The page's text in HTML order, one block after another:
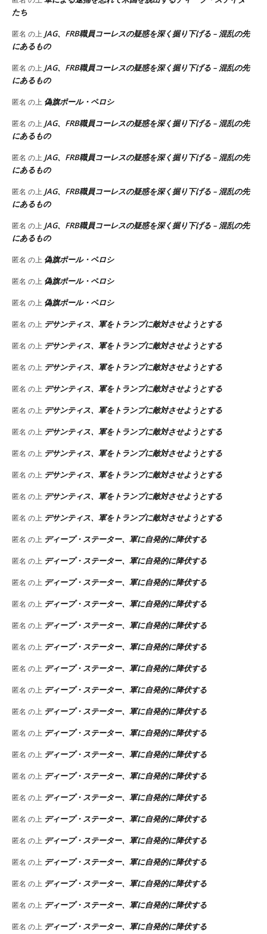
たち
匿名 の上 JAG、FRB職員コーレスの疑惑を深く掘り下げる – 混乱の先
にあるもの
匿名 の上 JAG、FRB職員コーレスの疑惑を深く掘り下げる – 混乱の先
にあるもの
匿名 の上 偽旗ポール・ペロシ
匿名 の上 JAG、FRB職員コーレスの疑惑を深く掘り下げる – 混乱の先
にあるもの
匿名 の上 JAG、FRB職員コーレスの疑惑を深く掘り下げる – 混乱の先
にあるもの
匿名 の上 JAG、FRB職員コーレスの疑惑を深く掘り下げる – 混乱の先
にあるもの
匿名 の上 JAG、FRB職員コーレスの疑惑を深く掘り下げる – 混乱の先
にあるもの
匿名 の上 偽旗ポール・ペロシ
匿名 の上 偽旗ポール・ペロシ
匿名 の上 偽旗ポール・ペロシ
匿名 の上 デサンティス、軍をトランプに敵対させようとする
匿名 の上 デサンティス、軍をトランプに敵対させようとする
匿名 の上 デサンティス、軍をトランプに敵対させようとする
匿名 の上 デサンティス、軍をトランプに敵対させようとする
匿名 の上 デサンティス、軍をトランプに敵対させようとする
匿名 の上 デサンティス、軍をトランプに敵対させようとする
匿名 の上 デサンティス、軍をトランプに敵対させようとする
匿名 の上 デサンティス、軍をトランプに敵対させようとする
匿名 の上 デサンティス、軍をトランプに敵対させようとする
匿名 の上 デサンティス、軍をトランプに敵対させようとする
匿名 の上 ディープ・ステーター、軍に自発的に降伏する
匿名 の上 ディープ・ステーター、軍に自発的に降伏する
匿名 の上 ディープ・ステーター、軍に自発的に降伏する
匿名 の上 ディープ・ステーター、軍に自発的に降伏する
匿名 の上 ディープ・ステーター、軍に自発的に降伏する
匿名 の上 ディープ・ステーター、軍に自発的に降伏する
匿名 の上 ディープ・ステーター、軍に自発的に降伏する
匿名 の上 ディープ・ステーター、軍に自発的に降伏する
匿名 の上 ディープ・ステーター、軍に自発的に降伏する
匿名 の上 ディープ・ステーター、軍に自発的に降伏する
匿名 の上 ディープ・ステーター、軍に自発的に降伏する
匿名 の上 ディープ・ステーター、軍に自発的に降伏する
匿名 の上 ディープ・ステーター、軍に自発的に降伏する
匿名 の上 ディープ・ステーター、軍に自発的に降伏する
匿名 の上 ディープ・ステーター、軍に自発的に降伏する
匿名 の上 ディープ・ステーター、軍に自発的に降伏する
匿名 の上 ディープ・ステーター、軍に自発的に降伏する
匿名 の上 ディープ・ステーター、軍に自発的に降伏する
匿名 の上 ディープ・ステーター、軍に自発的に降伏する